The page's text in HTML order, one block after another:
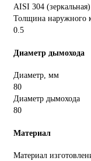
AISI 304 (зеркальная)
Толщина наружного
0.5
Диаметр дымохода
Диаметр, мм
80
Диаметр дымохода
80
Материал
Материал